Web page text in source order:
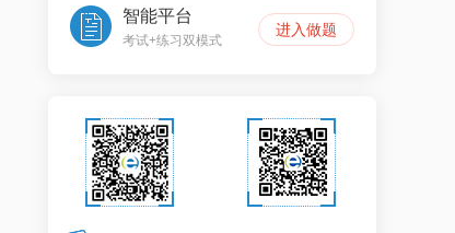
智能平台
考试+练习双模式
进入做题